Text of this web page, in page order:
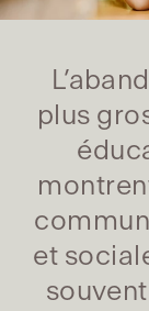
plus
et